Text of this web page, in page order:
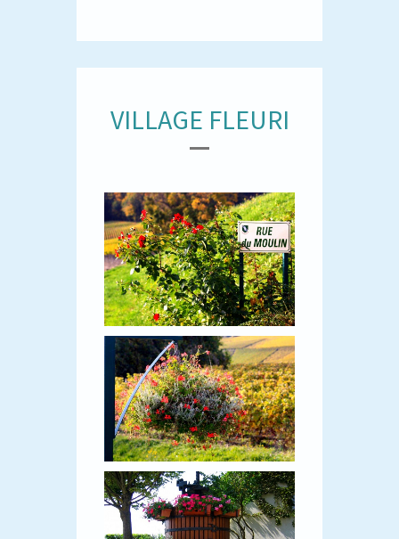
VILLAGE FLEURI